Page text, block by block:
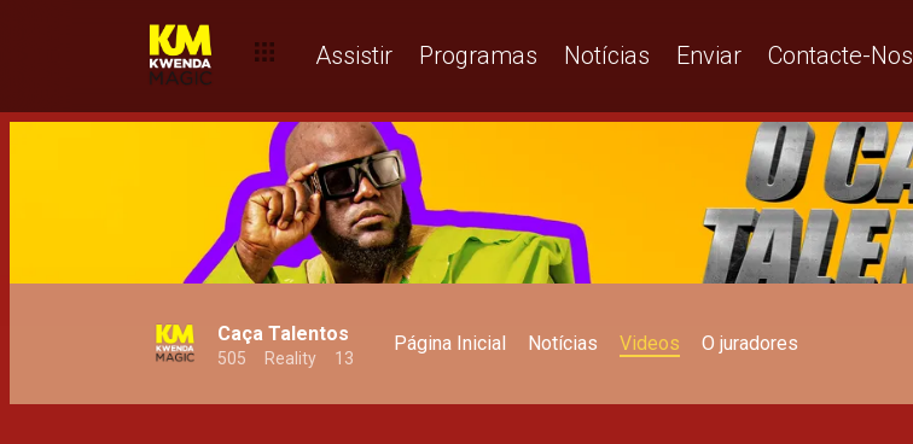
Assistir Programas Notícias Enviar Contacte-Nos
Caça Talentos
505 Reality 13
Página Inicial Notícias Videos O juradores